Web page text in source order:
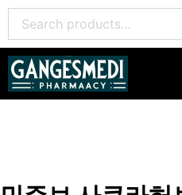
콘
츠
너
for: